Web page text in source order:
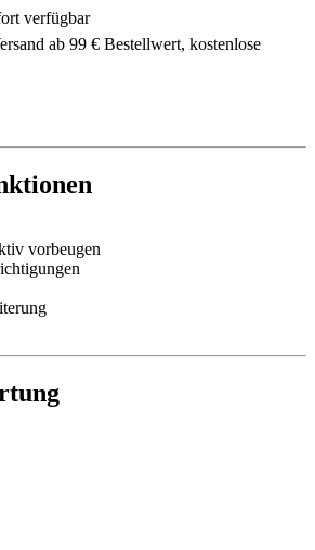
verfügbar
ab 99 € Bestellwert, kostenlose
vorbeugen